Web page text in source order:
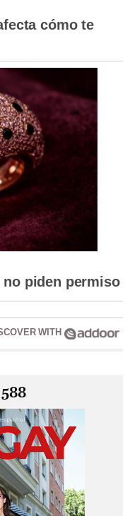
cómo te
no piden permiso
WITH